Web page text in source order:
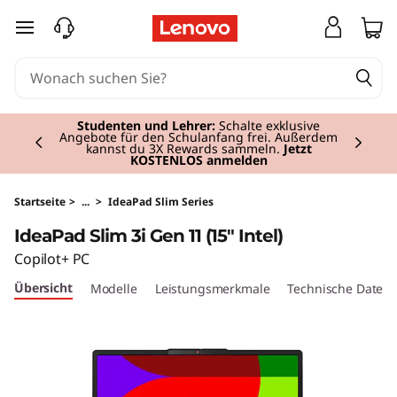
P
a
d
S
zum Hauptinhalt springen
Studenten und Lehrer: Schalte exklusive
Angebote für den Schulanfang frei. Außerdem
kannst du 3X Rewards sammeln. Jetzt
KOSTENLOS anmelden
Currently displaying item 2 of 3
Startseite > ... > IdeaPad Slim Series
IdeaPad Slim 3i Gen 11 (15" Intel)
Copilot+ PC
Übersicht Modelle Leistungsmerkmale Technische Daten